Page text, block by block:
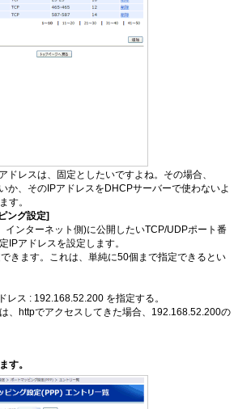
ドレスは、固定としたいですよね。その場合、
か、そのIPアドレスをDHCPサーバーで使わないよ
す。
ング設定]
インターネット側)に公開したいTCP/UDPポート番
IPアドレスを設定します。
きます。これは、単純に50個まで指定できるとい
ス : 192.168.52.200 を指定する。
、httpでアクセスしてきた場合、192.168.52.200の
す。